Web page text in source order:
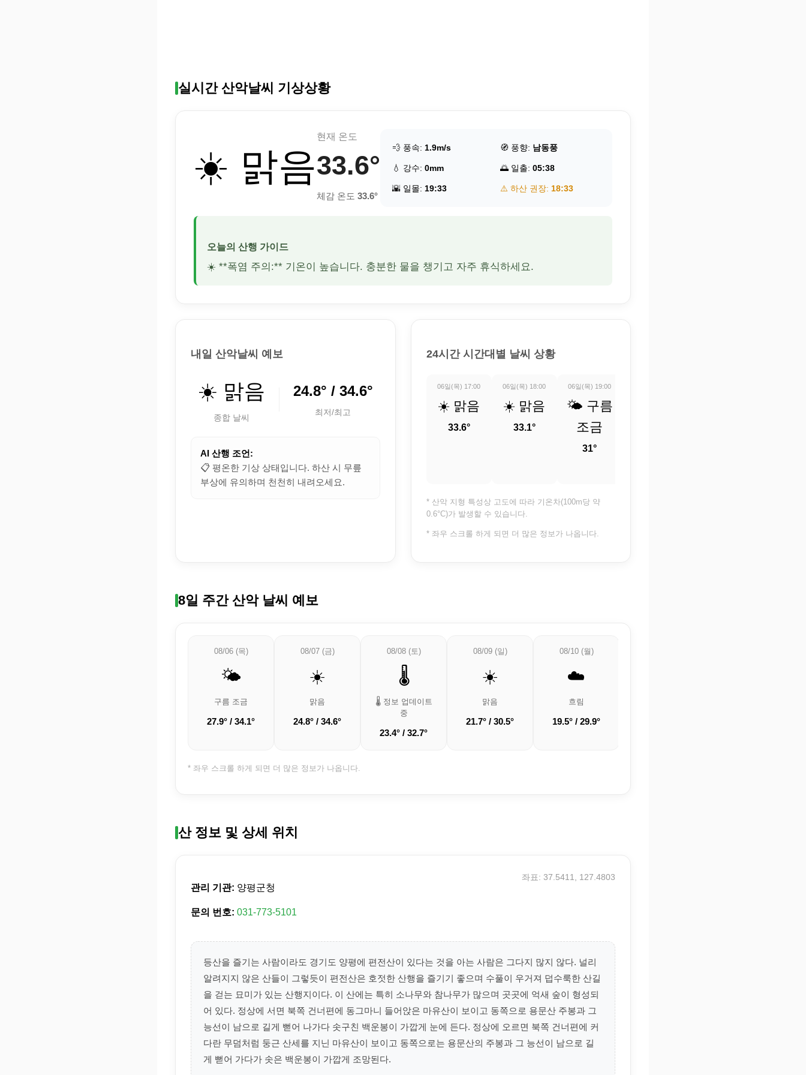
실시간 산악날씨 기상상황
☀️ 맑음
현재 온도
33.6°
체감 온도 33.6°
💨 풍속: 1.9m/s 🧭 풍향: 남동풍
💧 강수: 0mm 🌅 일출: 05:38
🌇 일몰: 19:33 ⚠️ 하산 권장: 18:33
오늘의 산행 가이드
☀️ **폭염 주의:** 기온이 높습니다. 충분한 물을 챙기고 자주 휴식하세요.
내일 산악날씨 예보
☀️ 맑음
종합 날씨
24.8° / 34.6°
최저/최고
AI 산행 조언:
📋 평온한 기상 상태입니다. 하산 시 무릎
부상에 유의하며 천천히 내려오세요.
24시간 시간대별 날씨 상황
06일(목) 17:00
☀️ 맑음
33.6°
06일(목) 18:00
☀️ 맑음
33.1°
06일(목) 19:00
🌤️ 구름
조금
31°
* 산악 지형 특성상 고도에 따라 기온차(100m당 약
0.6°C)가 발생할 수 있습니다.
* 좌우 스크롤 하게 되면 더 많은 정보가 나옵니다.
8일 주간 산악 날씨 예보
08/06 (목)
🌤️
구름 조금
27.9° / 34.1°
08/07 (금)
☀️
맑음
24.8° / 34.6°
08/08 (토)
🌡️
🌡️ 정보 업데이트
중
23.4° / 32.7°
08/09 (일)
☀️
맑음
21.7° / 30.5°
08/10 (월)
☁️
흐림
19.5° / 29.9°
* 좌우 스크롤 하게 되면 더 많은 정보가 나옵니다.
산 정보 및 상세 위치
관리 기관: 양평군청
문의 번호: 031-773-5101
좌표: 37.5411, 127.4803
등산을 즐기는 사람이라도 경기도 양평에 편전산이 있다는 것을 아는 사람은 그다지 많지 않다. 널리
알려지지 않은 산들이 그렇듯이 편전산은 호젓한 산행을 즐기기 좋으며 수풀이 우거져 덥수룩한 산길
을 걷는 묘미가 있는 산행지이다. 이 산에는 특히 소나무와 참나무가 많으며 곳곳에 억새 숲이 형성되
어 있다. 정상에 서면 북쪽 건너편에 동그마니 들어앉은 마유산이 보이고 동쪽으로 용문산 주봉과 그
능선이 남으로 길게 뻗어 나가다 솟구친 백운봉이 가깝게 눈에 든다. 정상에 오르면 북쪽 건너편에 커
다란 무덤처럼 둥근 산세를 지닌 마유산이 보이고 동쪽으로는 용문산의 주봉과 그 능선이 남으로 길
게 뻗어 가다가 솟은 백운봉이 가깝게 조망된다.